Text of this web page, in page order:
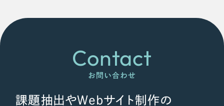
Contact
お問い合わせ
課題抽出やWebサイト制作の